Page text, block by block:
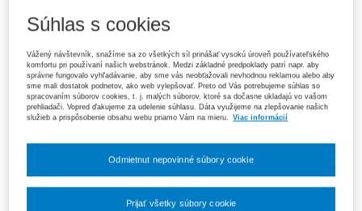
Ceny sú vrátane DPH
Na stiahnutie
Ukážka
Wolters Kluwer
Súhlas s cookies
Vážený návštevník, snažíme sa zo všetkých síl prinášať vysokú úroveň používateľského
komfortu pri používaní našich webstránok. Medzi základné predpoklady patrí napr. aby
správne fungovalo vyhľadávanie, aby sme vás neobťažovali nevhodnou reklamou alebo aby
sme mali dostatok podnetov, ako web vylepšovať. Preto od Vás potrebujeme súhlas so
spracovaním súborov cookies, t. j. malých súborov, ktoré sa dočasne ukladajú vo vašom
prehliadači. Vopred ďakujeme za udelenie súhlasu. Dáta využijeme na zlepšovanie našich
služieb a prispôsobenie obsahu webu priamo Vám na mieru.
Viac informácií
Odmietnut nepovinné súbory cookie
Prijať všetky súbory cookie